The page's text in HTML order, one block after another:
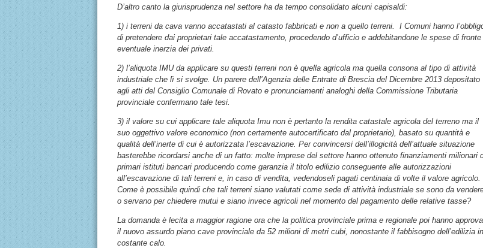
D’altro canto la giurisprudenza nel settore ha da tempo consolidato alcuni capisaldi:
1) i terreni da cava vanno accatastati al catasto fabbricati e non a quello terreni. I Comuni hanno
di pretendere dai proprietari tale accatastamento, procedendo d’ufficio e addebitandone le spese di fronte
eventuale inerzia dei privati.
2) l’aliquota IMU da applicare su questi terreni non è quella agricola ma quella consona al tipo di attività
industriale che lì si svolge. Un parere dell’Agenzia delle Entrate di Brescia del Dicembre 2013 depositato
agli atti del Consiglio Comunale di Rovato e pronunciamenti analoghi della Commissione Tributaria
provinciale confermano tale tesi.
3) il valore su cui applicare tale aliquota Imu non è pertanto la rendita catastale agricola del terreno ma il
suo oggettivo valore economico (non certamente autocertificato dal proprietario), basato su quantità e
qualità dell’inerte di cui è autorizzata l’escavazione. Per convincersi dell’illogicità dell’attuale situazione
basterebbe ricordarsi anche di un fatto: molte imprese del settore hanno ottenuto finanziamenti milionari
primari istituti bancari producendo come garanzia il titolo edilizio conseguente alle autorizzazioni
all’escavazione di tali terreni e, in caso di vendita, vedendoseli pagati centinaia di volte il valore agricolo.
Come è possibile quindi che tali terreni siano valutati come sede di attività industriale se sono da
o servano per chiedere mutui e siano invece agricoli nel momento del pagamento delle relative tasse?
La domanda è lecita a maggior ragione ora che la politica provinciale prima e regionale poi hanno
il nuovo assurdo piano cave provinciale da 52 milioni di metri cubi, nonostante il fabbisogno dell’edilizia in
costante calo.